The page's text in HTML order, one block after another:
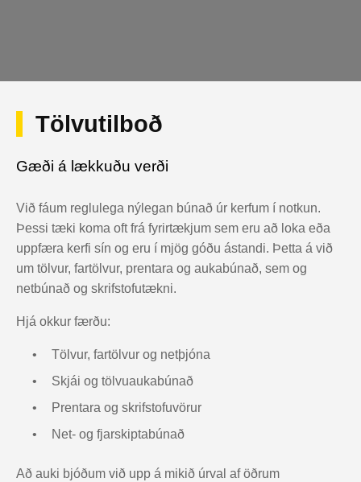
Tölvutilboð
Gæði á lækkuðu verði
Við fáum reglulega nýlegan búnað úr kerfum í notkun.
Þessi tæki koma oft frá fyrirtækjum sem eru að loka eða
uppfæra kerfi sín og eru í mjög góðu ástandi. Þetta á við
um tölvur, fartölvur, prentara og aukabúnað, sem og
netbúnað og skrifstofutækni.
Hjá okkur færðu:
Tölvur, fartölvur og netþjóna
Skjái og tölvuaukabúnað
Prentara og skrifstofuvörur
Net- og fjarskiptabúnað
Að auki bjóðum við upp á mikið úrval af öðrum